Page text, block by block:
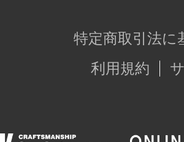
特定商取引法に
利用規約